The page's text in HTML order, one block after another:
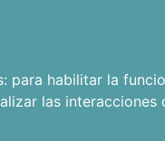
para habilitar la
las interacciones